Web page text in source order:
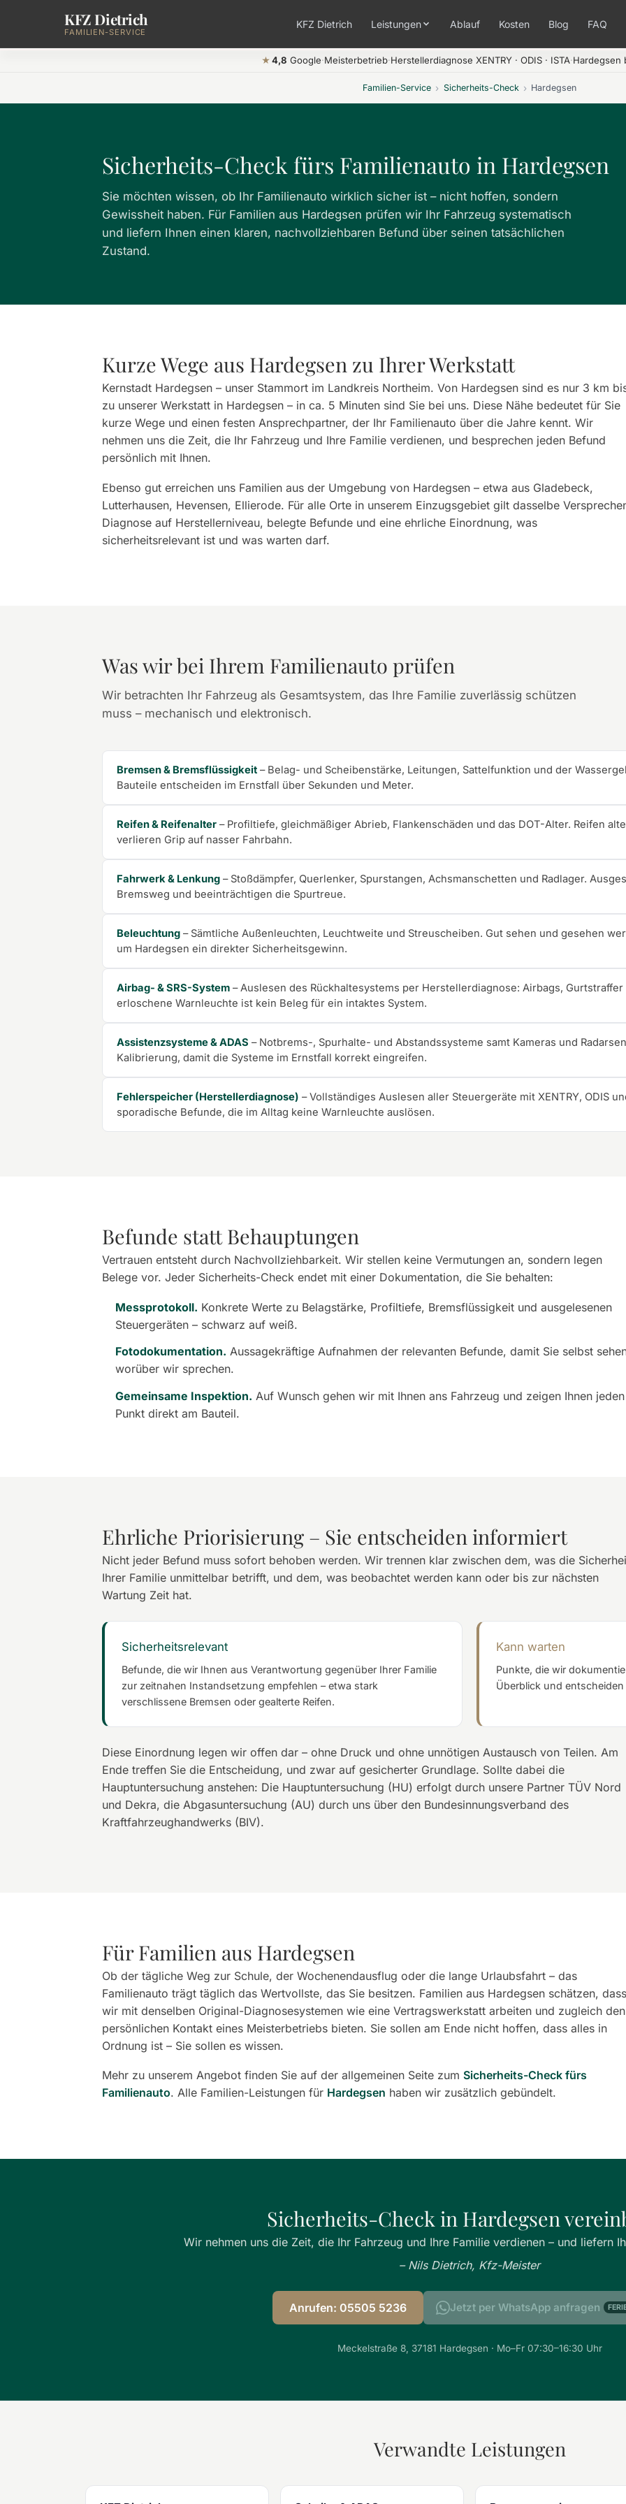
Zum Hauptinhalt springen
KFZ Dietrich
FAMILIEN-SERVICE
KFZ Dietrich Leistungen Ablauf Kosten Blog FAQ
★ 4,8 Google·Meisterbetrieb·Herstellerdiagnose XENTRY · ODIS · ISTA·Hardegsen
Familien-Service › Sicherheits-Check › Hardegsen
Sicherheits-Check fürs Familienauto in Hardegsen
Sie möchten wissen, ob Ihr Familienauto wirklich sicher ist – nicht hoffen, sondern
Gewissheit haben. Für Familien aus Hardegsen prüfen wir Ihr Fahrzeug systematisch
und liefern Ihnen einen klaren, nachvollziehbaren Befund über seinen tatsächlichen
Zustand.
Kurze Wege aus Hardegsen zu Ihrer Werkstatt
Kernstadt Hardegsen – unser Stammort im Landkreis Northeim. Von Hardegsen sind es nur 3 km
zu unserer Werkstatt in Hardegsen – in ca. 5 Minuten sind Sie bei uns. Diese Nähe bedeutet für Sie
kurze Wege und einen festen Ansprechpartner, der Ihr Familienauto über die Jahre kennt. Wir
nehmen uns die Zeit, die Ihr Fahrzeug und Ihre Familie verdienen, und besprechen jeden Befund
persönlich mit Ihnen.
Ebenso gut erreichen uns Familien aus der Umgebung von Hardegsen – etwa aus Gladebeck,
Lutterhausen, Hevensen, Ellierode. Für alle Orte in unserem Einzugsgebiet gilt dasselbe
Diagnose auf Herstellerniveau, belegte Befunde und eine ehrliche Einordnung, was
sicherheitsrelevant ist und was warten darf.
Was wir bei Ihrem Familienauto prüfen
Wir betrachten Ihr Fahrzeug als Gesamtsystem, das Ihre Familie zuverlässig schützen
muss – mechanisch und elektronisch.
Bremsen & Bremsflüssigkeit – Belag- und Scheibenstärke, Leitungen, Sattelfunktion und der
Bauteile entscheiden im Ernstfall über Sekunden und Meter.
Reifen & Reifenalter – Profiltiefe, gleichmäßiger Abrieb, Flankenschäden und das DOT-Alter. Reifen
verlieren Grip auf nasser Fahrbahn.
Fahrwerk & Lenkung – Stoßdämpfer, Querlenker, Spurstangen, Achsmanschetten und Radlager.
Bremsweg und beeinträchtigen die Spurtreue.
Beleuchtung – Sämtliche Außenleuchten, Leuchtweite und Streuscheiben. Gut sehen und gesehen
um Hardegsen ein direkter Sicherheitsgewinn.
Airbag- & SRS-System – Auslesen des Rückhaltesystems per Herstellerdiagnose: Airbags,
erloschene Warnleuchte ist kein Beleg für ein intaktes System.
Assistenzsysteme & ADAS – Notbrems-, Spurhalte- und Abstandssysteme samt Kameras und
Kalibrierung, damit die Systeme im Ernstfall korrekt eingreifen.
Fehlerspeicher (Herstellerdiagnose) – Vollständiges Auslesen aller Steuergeräte mit XENTRY, ODIS
sporadische Befunde, die im Alltag keine Warnleuchte auslösen.
Befunde statt Behauptungen
Vertrauen entsteht durch Nachvollziehbarkeit. Wir stellen keine Vermutungen an, sondern legen
Belege vor. Jeder Sicherheits-Check endet mit einer Dokumentation, die Sie behalten:
Messprotokoll. Konkrete Werte zu Belagstärke, Profiltiefe, Bremsflüssigkeit und ausgelesenen
Steuergeräten – schwarz auf weiß.
Fotodokumentation. Aussagekräftige Aufnahmen der relevanten Befunde, damit Sie selbst
worüber wir sprechen.
Gemeinsame Inspektion. Auf Wunsch gehen wir mit Ihnen ans Fahrzeug und zeigen Ihnen jeden
Punkt direkt am Bauteil.
Ehrliche Priorisierung – Sie entscheiden informiert
Nicht jeder Befund muss sofort behoben werden. Wir trennen klar zwischen dem, was die
Ihrer Familie unmittelbar betrifft, und dem, was beobachtet werden kann oder bis zur nächsten
Wartung Zeit hat.
Sicherheitsrelevant
Befunde, die wir Ihnen aus Verantwortung gegenüber Ihrer Familie
zur zeitnahen Instandsetzung empfehlen – etwa stark
verschlissene Bremsen oder gealterte Reifen.
Kann warten
Punkte, die wir
Überblick und
Diese Einordnung legen wir offen dar – ohne Druck und ohne unnötigen Austausch von Teilen. Am
Ende treffen Sie die Entscheidung, und zwar auf gesicherter Grundlage. Sollte dabei die
Hauptuntersuchung anstehen: Die Hauptuntersuchung (HU) erfolgt durch unsere Partner TÜV Nord
und Dekra, die Abgasuntersuchung (AU) durch uns über den Bundesinnungsverband des
Kraftfahrzeughandwerks (BIV).
Für Familien aus Hardegsen
Ob der tägliche Weg zur Schule, der Wochenendausflug oder die lange Urlaubsfahrt – das
Familienauto trägt täglich das Wertvollste, das Sie besitzen. Familien aus Hardegsen schätzen, dass
wir mit denselben Original-Diagnosesystemen wie eine Vertragswerkstatt arbeiten und zugleich den
persönlichen Kontakt eines Meisterbetriebs bieten. Sie sollen am Ende nicht hoffen, dass alles in
Ordnung ist – Sie sollen es wissen.
Mehr zu unserem Angebot finden Sie auf der allgemeinen Seite zum Sicherheits-Check fürs
Familienauto. Alle Familien-Leistungen für Hardegsen haben wir zusätzlich gebündelt.
Sicherheits-Check in Hardegsen
Wir nehmen uns die Zeit, die Ihr Fahrzeug und Ihre Familie verdienen – und liefern
– Nils Dietrich, Kfz-Meister
Anrufen: 05505 5236 Jetzt per WhatsApp anfragen
Meckelstraße 8, 37181 Hardegsen · Mo–Fr 07:30–16:30 Uhr
Verwandte Leistungen